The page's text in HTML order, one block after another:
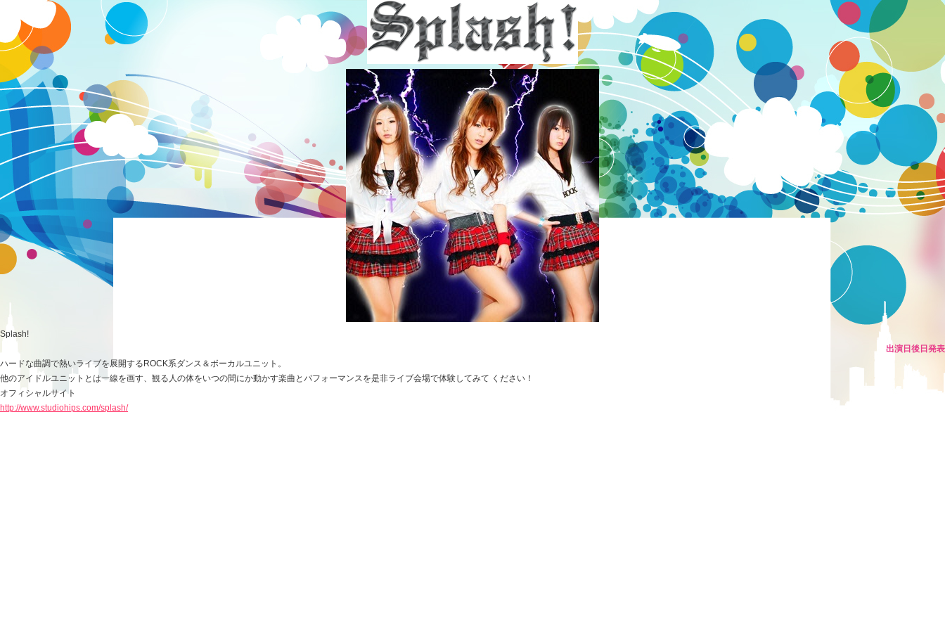
Splash!
出演日後日発表
ハードな曲調で熱いライブを展開するROCK系ダンス＆ボーカルユニット。
他のアイドルユニットとは一線を画す、観る人の体をいつの間にか動かす楽曲とパフォーマンスを是非ライブ会場で体験してみて ください！
オフィシャルサイト
http://www.studiohips.com/splash/